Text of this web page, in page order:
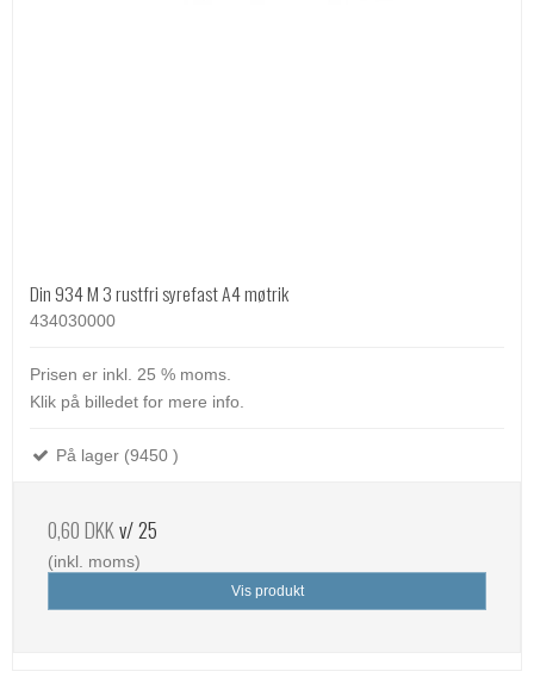
Din 934 M 3 rustfri syrefast A4 møtrik
434030000
Prisen er inkl. 25 % moms.
Klik på billedet for mere info.
På lager (9450 )
0,60 DKKv/ 25
(inkl. moms)
Vis produkt